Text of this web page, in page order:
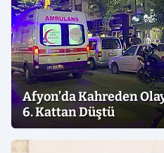
Afyon’da Kahreden
6. Kattan Düştü